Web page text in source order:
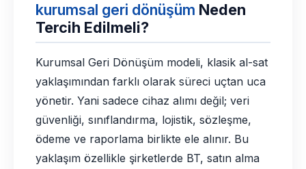
kurumsal geri dönüşüm Neden
Tercih Edilmeli?
Kurumsal Geri Dönüşüm modeli, klasik al-sat
yaklaşımından farklı olarak süreci uçtan uca
yönetir. Yani sadece cihaz alımı değil; veri
güvenliği, sınıflandırma, lojistik, sözleşme,
ödeme ve raporlama birlikte ele alınır. Bu
yaklaşım özellikle şirketlerde BT, satın alma